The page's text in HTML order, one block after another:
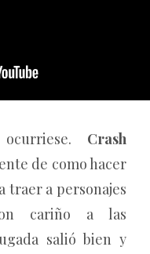
Crash
de como hacer
traer a personajes
cariño a las
salió bien y